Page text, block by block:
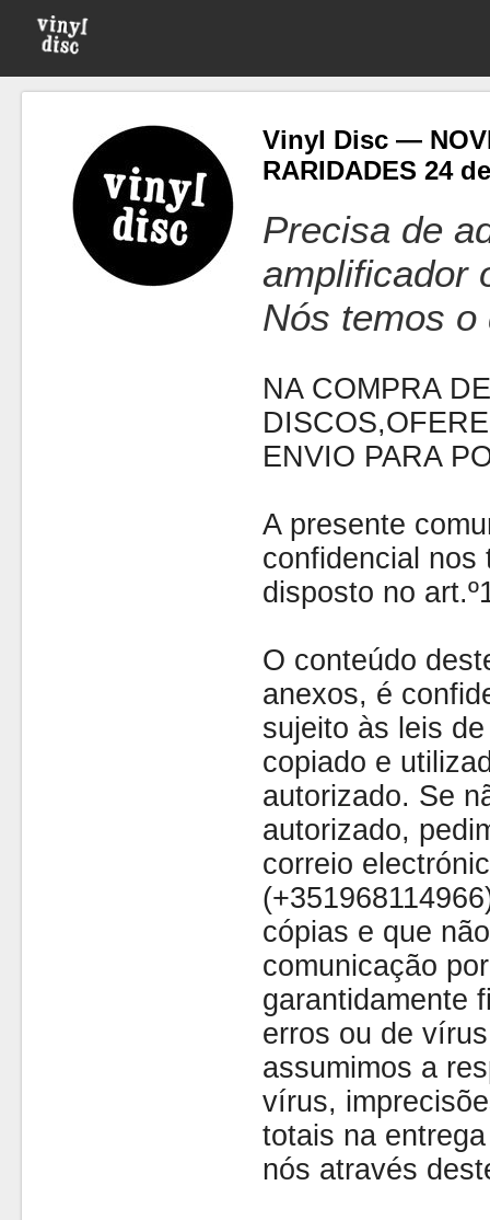
Vinyl Disc —
RARIDADES 24
Precisa de
amplificador
Nós temos o
NA COMPRA
ENVIO PARA
A presente
confidencial nos
disposto no
O conteúdo
anexos, é
sujeito às leis
copiado e
autorizado. Se
autorizado,
correio
cópias e que
comunicação
garantidamente
erros ou de
assumimos a
vírus,
totais na
nós através